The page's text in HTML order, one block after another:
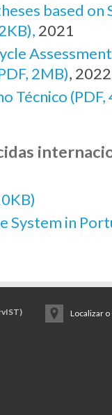
based on
2021
2MB), 2022
Técnico
System in
Localizar o